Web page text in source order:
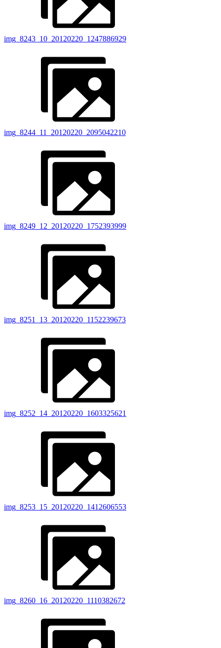
img_8243_10_20120220_1247886929
img_8244_11_20120220_2095042210
img_8249_12_20120220_1752393999
img_8251_13_20120220_1152239673
img_8252_14_20120220_1603325621
img_8253_15_20120220_1412606553
img_8260_16_20120220_1110382672